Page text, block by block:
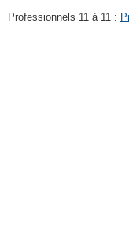
Professionnels 11 à 11 :